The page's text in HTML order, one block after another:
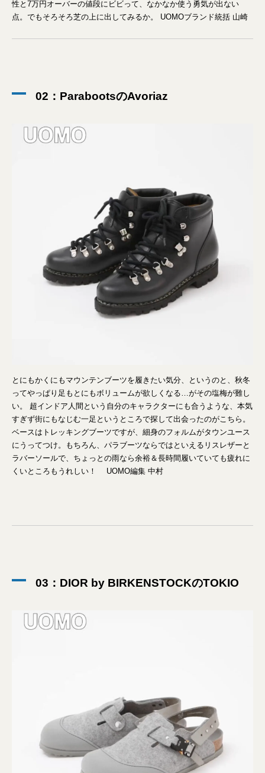
性と7万円オーバーの値段にビビって、なかなか使う勇気が出ない
点。でもそろそろ芝の上に出してみるか。 UOMOブランド統括 山崎
02：ParabootsのAvoriaz
とにもかくにもマウンテンブーツを履きたい気分、というのと、秋冬
ってやっぱり足もとにもボリュームが欲しくなる…がその塩梅が難し
い。 超インドア人間という自分のキャラクターにも合うような、本気
すぎず街にもなじむ一足というところで探して出会ったのがこちら。
ベースはトレッキングブーツですが、細身のフォルムがタウンユース
にうってつけ。もちろん、パラブーツならではといえるリスレザーと
ラバーソールで、ちょっとの雨なら余裕＆長時間履いていても疲れに
くいところもうれしい！ UOMO編集 中村
03：DIOR by BIRKENSTOCKのTOKIO